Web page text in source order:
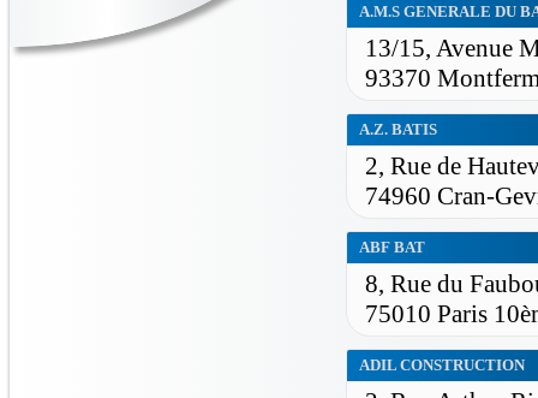
A.M.S GENERALE DU
13/15, Avenue
93370
A.Z. BATIS
2, Rue de
74960 Cran-
ABF BAT
8, Rue du
75010 Paris
ADIL CONSTRUCTION